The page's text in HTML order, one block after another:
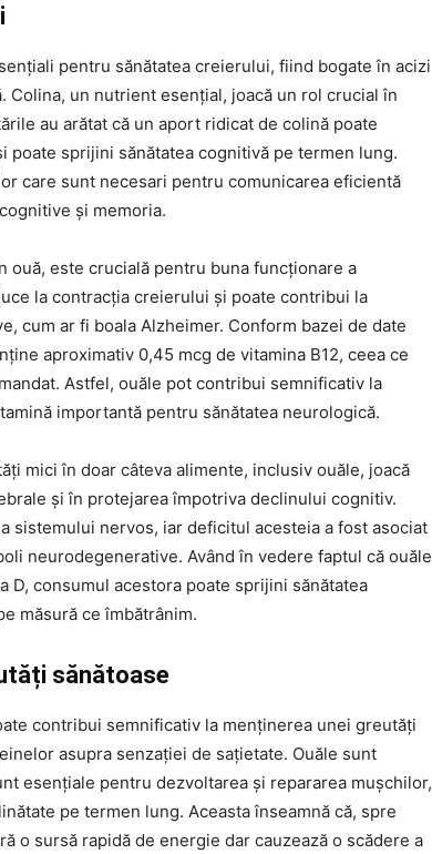
pentru sănătatea creierului, fiind bogate în acizi
Colina, un nutrient esențial, joacă un rol crucial în
au arătat că un aport ridicat de colină poate
poate sprijini sănătatea cognitivă pe termen lung.
care sunt necesari pentru comunicarea eficientă
și memoria.
ouă, este crucială pentru buna funcționare a
la contracția creierului și poate contribui la
cum ar fi boala Alzheimer. Conform bazei de date
aproximativ 0,45 mcg de vitamina B12, ceea ce
Astfel, ouăle pot contribui semnificativ la
importantă pentru sănătatea neurologică.
mici în doar câteva alimente, inclusiv ouăle, joacă
și în protejarea împotriva declinului cognitiv.
sistemului nervos, iar deficitul acesteia a fost asociat
neurodegenerative. Având în vedere faptul că ouăle
D, consumul acestora poate sprijini sănătatea
măsură ce îmbătrânim.
sănătoase
contribui semnificativ la menținerea unei greutăți
asupra senzației de sațietate. Ouăle sunt
esențiale pentru dezvoltarea și repararea mușchilor,
pe termen lung. Aceasta înseamnă că, spre
o sursă rapidă de energie dar cauzează o scădere a